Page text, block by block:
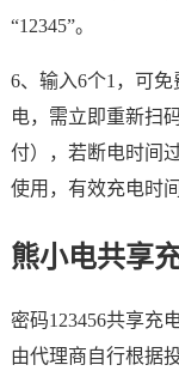
“12345”。
6、输入6个1，可
电，需立即重新扫
付），若断电时间
使用，有效充电时
熊小电共享
密码123456共享充
由代理商自行根据